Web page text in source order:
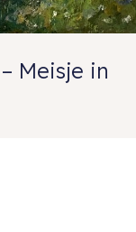
Meisje in